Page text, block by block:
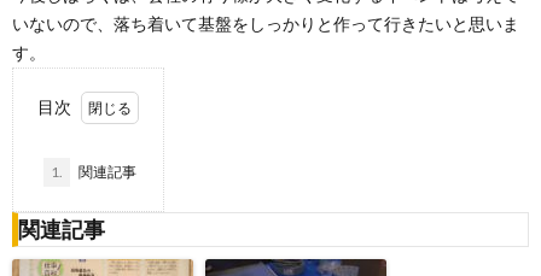
いないので、落ち着いて基盤をしっかりと作って行きたいと思いま
す。
目次
1. 関連記事
関連記事